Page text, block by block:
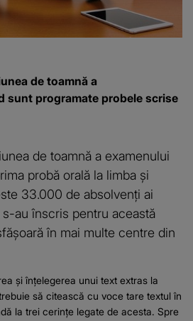
de toamnă a
sunt programate probele scrise
de toamnă a examenului
probă orală la limba și
33.000 de absolvenți ai
au înscris pentru această
în mai multe centre din
și înțelegerea unui text extras la
să citească cu voce tare textul în
la trei cerințe legate de acesta. Spre